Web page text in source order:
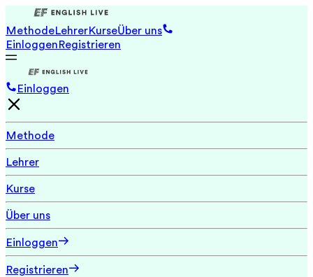
MethodeLehrerKurseÜber uns
EinloggenRegistrieren
Einloggen
Methode
Lehrer
Kurse
Über uns
Einloggen
Registrieren